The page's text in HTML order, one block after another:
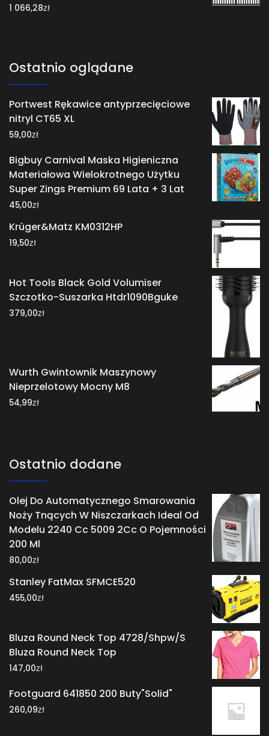
1 066,28zł
Ostatnio oglądane
Portwest Rękawice antyprzecięciowe
nitryl CT65 XL
59,00zł
Bigbuy Carnival Maska Higieniczna
Materiałowa Wielokrotnego Użytku
Super Zings Premium 69 Lata + 3 Lat
45,00zł
Krüger&Matz KM0312HP
19,50zł
Hot Tools Black Gold Volumiser
Szczotko-Suszarka Htdr1090Bguke
379,00zł
Wurth Gwintownik Maszynowy
Nieprzelotowy Mocny M8
54,99zł
Ostatnio dodane
Olej Do Automatycznego Smarowania
Noży Tnących W Niszczarkach Ideal Od
Modelu 2240 Cc 5009 2Cc O Pojemności
200 Ml
80,00zł
Stanley FatMax SFMCE520
455,00zł
Bluza Round Neck Top 4728/Shpw/S
Bluza Round Neck Top
147,00zł
Footguard 641850 200 Buty"Solid"
260,09zł